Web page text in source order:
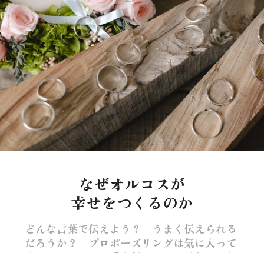
なぜオルコスが
幸せをつくるのか
どんな言葉で伝えよう？ うまく伝えられる
だろうか？ プロポーズリングは気に入って